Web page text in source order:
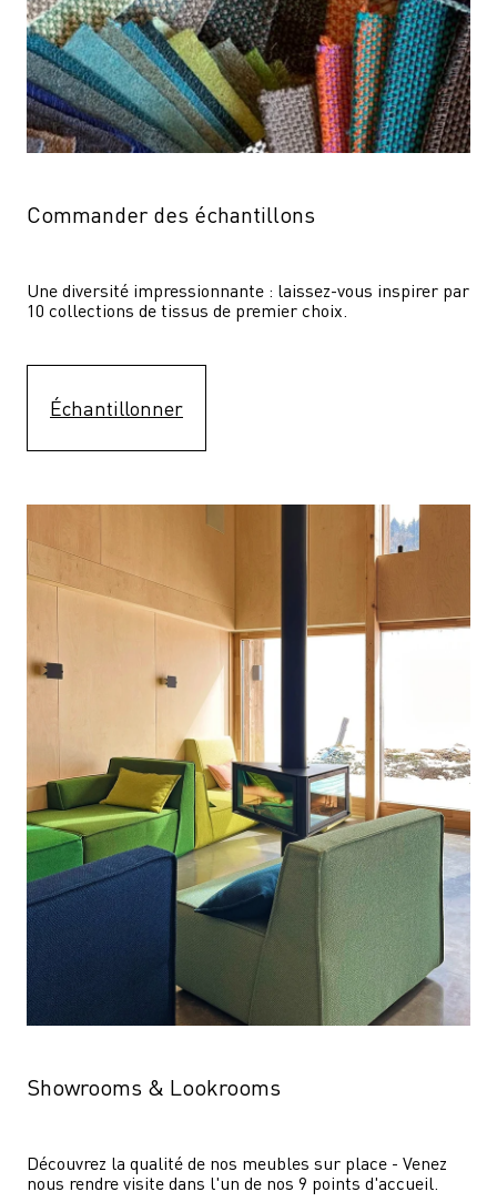
Commander des échantillons
Une diversité impressionnante : laissez-vous inspirer par
10 collections de tissus de premier choix.
Échantillonner
Showrooms & Lookrooms
Découvrez la qualité de nos meubles sur place - Venez
nous rendre visite dans l'un de nos 9 points d'accueil.